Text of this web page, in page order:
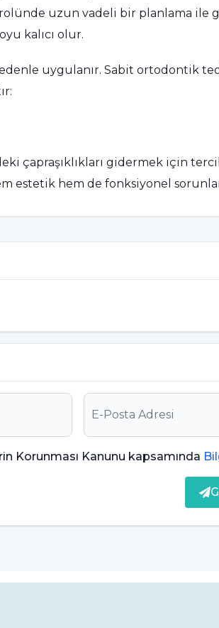
uzun vadeli bir planlama ile
kalıcı olur.
uygulanır. Sabit ortodontik
çapraşıklıkları gidermek için
estetik hem de fonksiyonel
sağlanır.
bir problem yaratmaz, aynı
da olumsuz etkiler. Sabit
çiğneme zorluğuna, konuşma
Korunması Kanunu kapsamında